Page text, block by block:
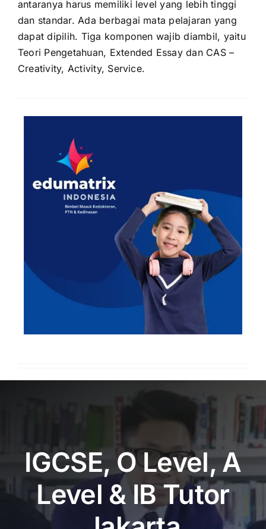
antaranya harus memiliki level yang lebih tinggi
dan standar. Ada berbagai mata pelajaran yang
dapat dipilih. Tiga komponen wajib diambil, yaitu
Teori Pengetahuan, Extended Essay dan CAS –
Creativity, Activity, Service.
IGCSE, O Level, A
Level & IB Tutor